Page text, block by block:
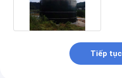
Tiếp tục